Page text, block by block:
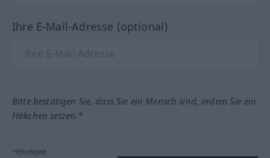
Ihre E-Mail-Adresse (optional)
Bitte bestätigen Sie, dass Sie ein Mensch sind, indem Sie ein
Häkchen setzen.*
*Pflichtfeld